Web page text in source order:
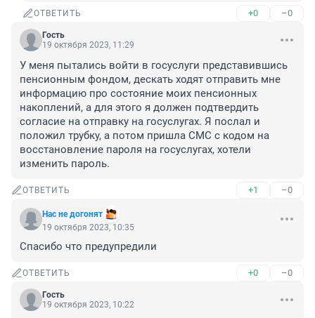
ОТВЕТИТЬ +0 –0
Гость
19 октября 2023, 11:29
У меня пытались войти в госуслуги представившись
пенсионным фондом, дескать ходят отправить мне
информацию про состояние моих пенсионных
накоплений, а для этого я должен подтвердить
согласие на отправку на госуслугах. Я послал и
положил трубку, а потом пришла СМС с кодом на
восстановление пароля на госуслугах, хотели
изменить пароль.
ОТВЕТИТЬ +1 –0
Нас не догонят
19 октября 2023, 10:35
Спасибо что предупредили
ОТВЕТИТЬ +0 –0
Гость
19 октября 2023, 10:22